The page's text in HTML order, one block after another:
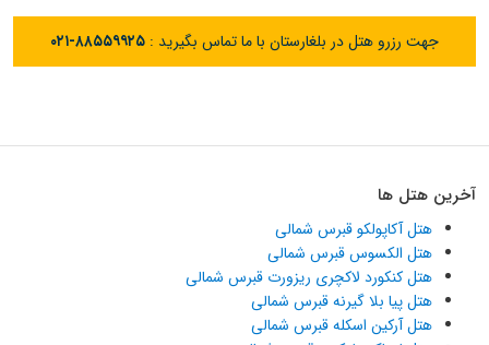
جهت رزرو هتل در بلغارستان با ما تماس بگیرید : ۰۲۱-۸۸۵۵۹۹۲۵
آخرین هتل ها
هتل آکاپولکو قبرس شمالی
هتل الکسوس قبرس شمالی
هتل کنکورد لاکچری ریزورت قبرس شمالی
هتل پیا بلا گیرنه قبرس شمالی
هتل آرکین اسکله قبرس شمالی